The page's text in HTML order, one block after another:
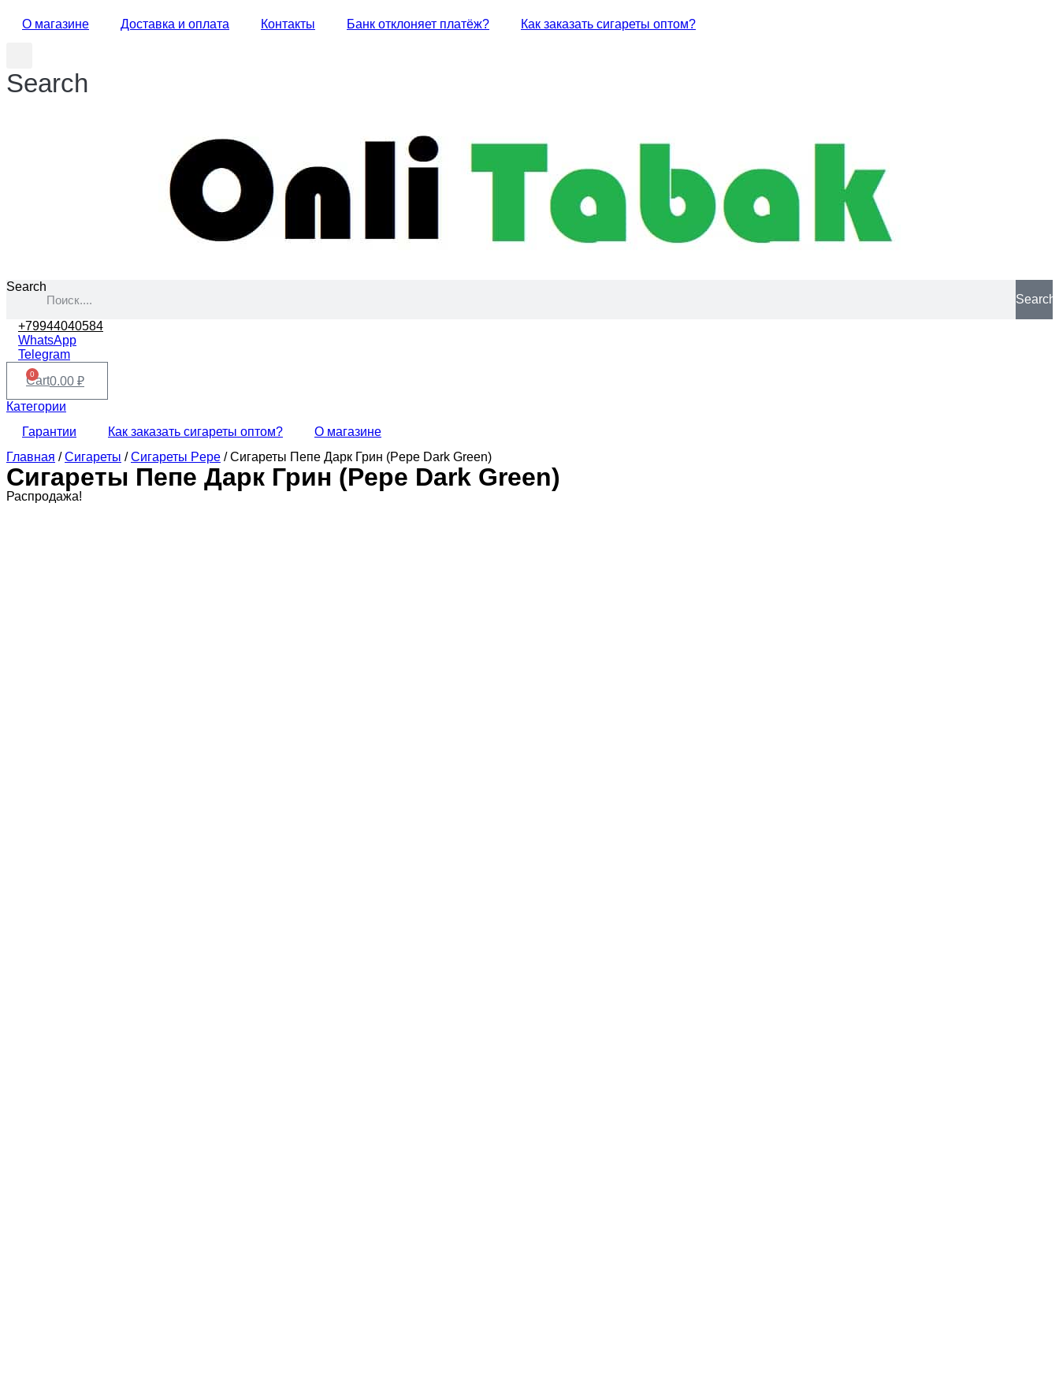
О магазине Доставка и оплата Контакты Банк отклоняет платёж? Как заказать сигареты оптом?
Search
Search
Search
+79944040584
WhatsApp
Telegram
0.00 ₽
0
Cart
Категории
Гарантии
Как заказать сигареты оптом?
О магазине
Главная /Сигареты /Сигареты Pepe / Сигареты Пепе Дарк Грин (Pepe Dark Green)
Сигареты Пепе Дарк Грин (Pepe Dark Green)
Распродажа!